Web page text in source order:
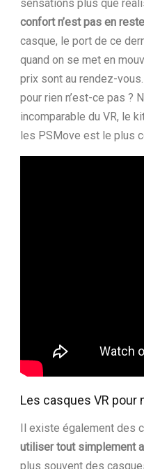
sensations plus que
confort n’est pas en
casque, le port de ce
quand on se met en
prix sont au rendez-
pour rien n’est-ce pas ?
incomparable du VR, le
les PSMove est le plus
Les casques VR pour
Il existe également des
utiliser tout simplement
plus souvent des